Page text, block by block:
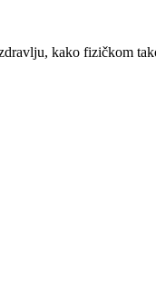
kako fizičkom